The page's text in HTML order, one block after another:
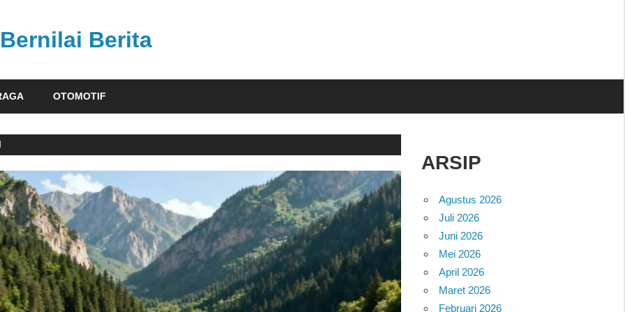
Berita
OTOMOTIF
ARSIP
Agustus 2026
Juli 2026
Juni 2026
Mei 2026
April 2026
Maret 2026
Februari 2026